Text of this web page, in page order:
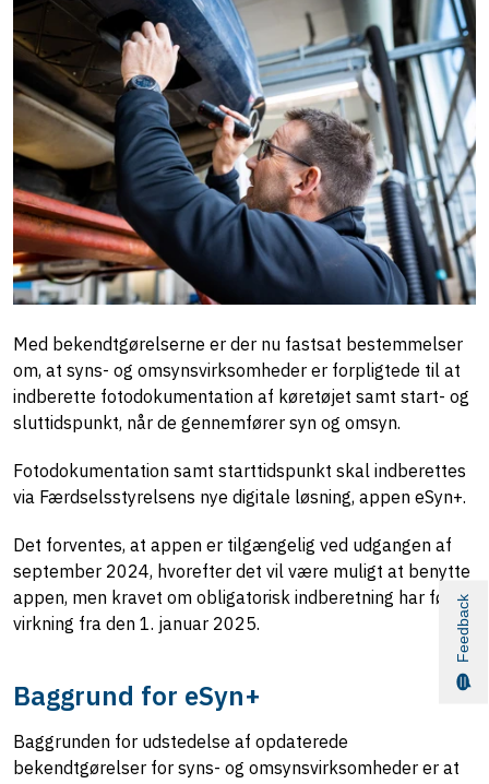
Med bekendtgørelserne er der nu fastsat bestemmelser
om, at syns- og omsynsvirksomheder er forpligtede til at
indberette fotodokumentation af køretøjet samt start- og
sluttidspunkt, når de gennemfører syn og omsyn.
Fotodokumentation samt starttidspunkt skal indberettes
via Færdselsstyrelsens nye digitale løsning, appen eSyn+.
Det forventes, at appen er tilgængelig ved udgangen af
september 2024, hvorefter det vil være muligt at benytte
appen, men kravet om obligatorisk indberetning har først
virkning fra den 1. januar 2025.
Baggrund for eSyn+
Baggrunden for udstedelse af opdaterede
bekendtgørelser for syns- og omsynsvirksomheder er at
Feedback